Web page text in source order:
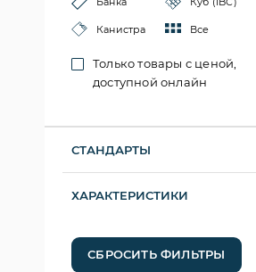
Канистра Все
Только товары с ценой,
доступной онлайн
СТАНДАРТЫ
ХАРАКТЕРИСТИКИ
СБРОСИТЬ ФИЛЬТРЫ